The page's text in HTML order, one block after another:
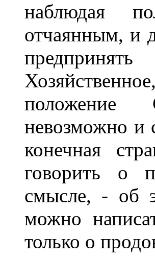
наблюдая
отчаянным, и
положение
невозможно и
конечная
говорить о
смысле, - об
можно
только о